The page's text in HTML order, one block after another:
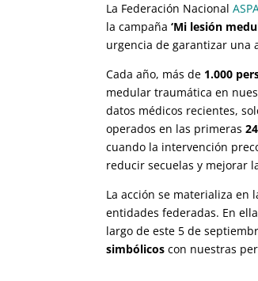
La Federación Nacional
la campaña‘Mi lesión
urgencia de garantizar una
Cada año, más de 1.000
medular traumática en
datos médicos recientes,
operados en las primeras
cuando la intervención
reducir secuelas y mejorar
La acción se materializa en
entidades federadas. En
largo de este 5 de
simbólicos con nuestras